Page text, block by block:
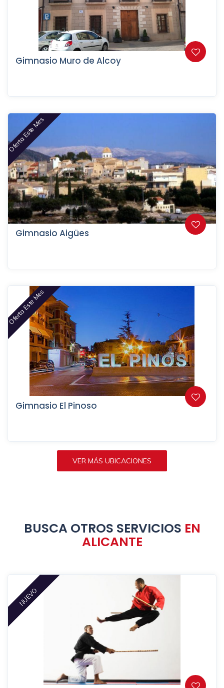
Gimnasio Muro de Alcoy
Oferta Este Mes
Gimnasio Aigües
Oferta Este Mes
Gimnasio El Pinoso
VER MÁS UBICACIONES
BUSCA OTROS SERVICIOS EN
ALICANTE
NUEVO